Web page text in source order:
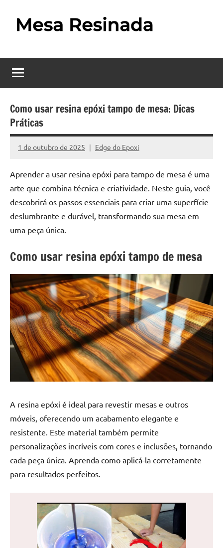
Resinada
–
Como
Fazer
uma
Resinada
Passo
a
o
fascinante
mesas
resinadas,
onde
elegância
madeira
se
encontra
com
criatividade
resina.
Explore
nossas
dicas
e
inspirações
sobre
mesa
de
madeira
de
incluindo
designs
de
jantar
de
inovadoras
Como usar resina epóxi tampo de mesa: Dicas
Práticas
1 de outubro de 2025 Edge do Epoxi
Nenhum
Aprender a usar resina epóxi para tampo de mesa é uma
arte que combina técnica e criatividade. Neste guia, você
descobrirá os passos essenciais para criar uma superfície
deslumbrante e durável, transformando sua mesa em
uma peça única.
Como usar resina epóxi tampo de mesa
A resina epóxi é ideal para revestir mesas e outros
móveis, oferecendo um acabamento elegante e
resistente. Este material também permite
personalizações incríveis com cores e inclusões, tornando
cada peça única. Aprenda como aplicá-la corretamente
para resultados perfeitos.